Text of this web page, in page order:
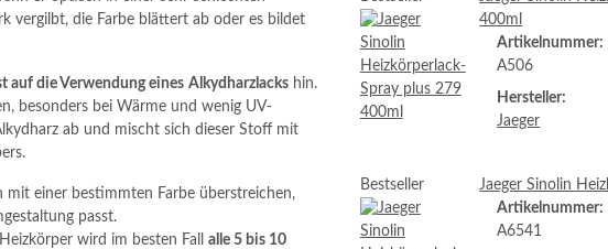
vergilbt, die Farbe blättert ab oder es bildet
auf die Verwendung eines Alkydharzlacks hin.
besonders bei Wärme und wenig UV-
ab und mischt sich dieser Stoff mit
einer bestimmten Farbe überstreichen,
passt.
wird im besten Fallalle 5 bis 10
400ml
Artikelnummer:
A506
Hersteller:
Jaeger
Bestseller
Jaeger Sinolin
Artikelnummer:
A6541